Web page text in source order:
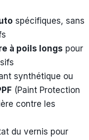
spécifiques, sans
à poils longs pour
synthétique ou
(Paint Protection
contre les
du vernis pour